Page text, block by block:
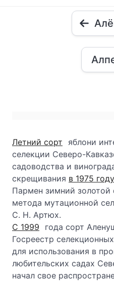
Летний сорт
яблони
селекции Северо-
садоводства и
скрещивания в 1975 году
Пармен зимний золотой
метода мутационной
С. Н. Артюх.
С 1999
года сорт
Госреестр
для использования в
любительских садах
начал свое